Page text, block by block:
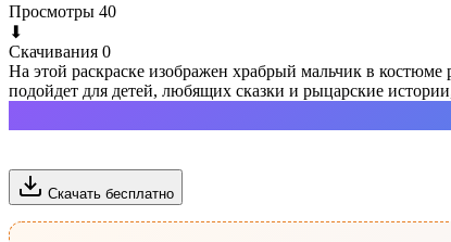
Просмотры 40
⬇
Скачивания 0
На этой раскраске изображен храбрый мальчик в
подойдет для детей, любящих сказки и рыцарские
Скачать бесплатно